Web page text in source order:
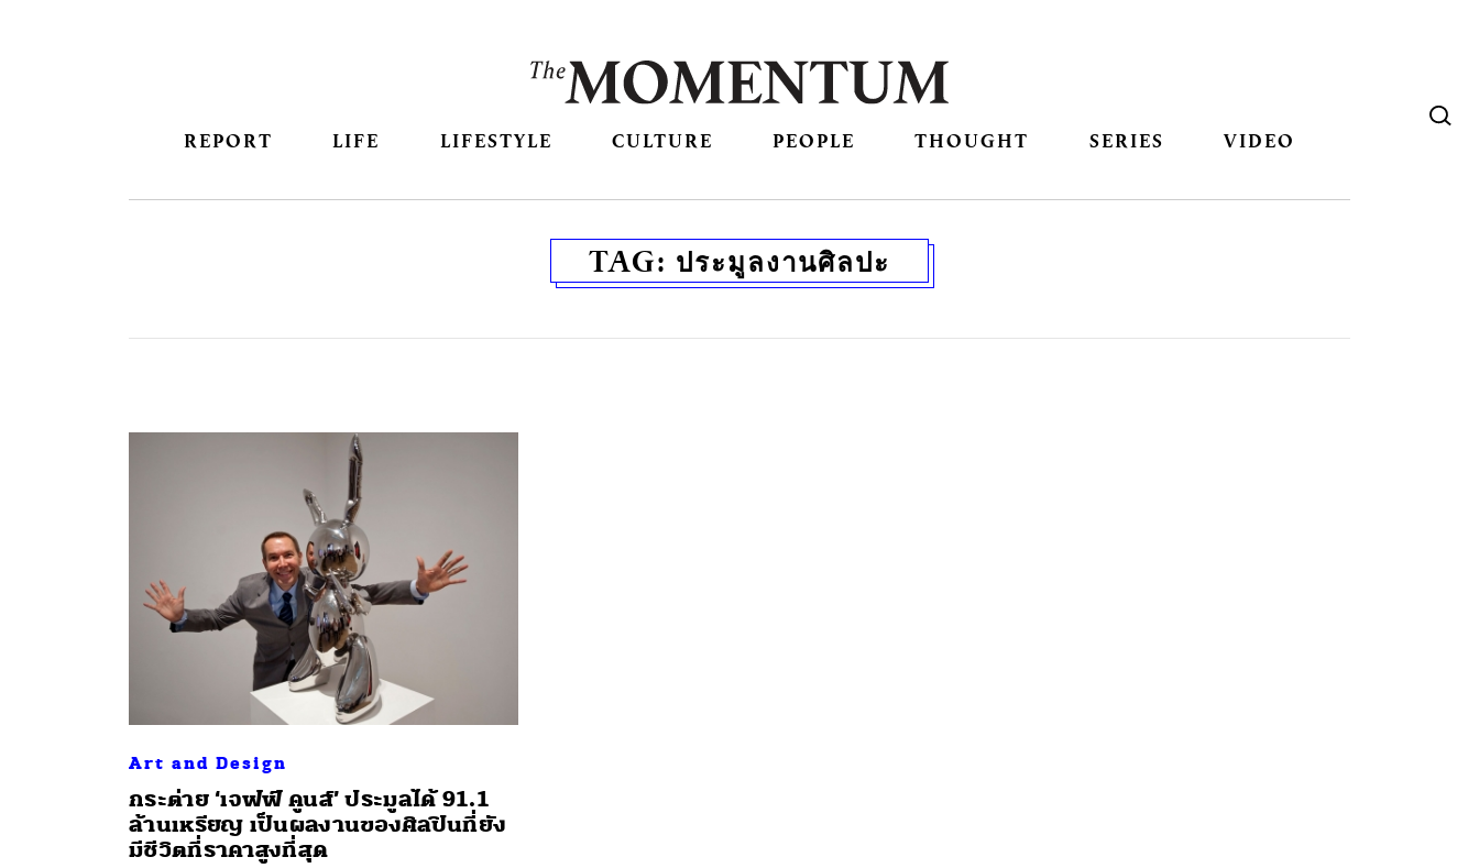
REPORT LIFE LIFESTYLE CULTURE PEOPLE THOUGHT SERIES VIDEO
TAG: ประมูลงานศิลปะ
Art and Design
กระต่าย ‘เจฟฟ์ คูนส์’ ประมูลได้ 91.1
ล้านเหรียญ เป็นผลงานของศิลปินที่ยัง
มีชีวิตที่ราคาสูงที่สุด
ค้นหา